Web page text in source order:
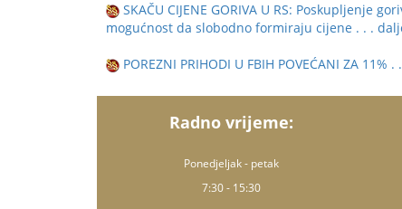
SKAČU CIJENE GORIVA U RS:
mogućnost da slobodno formiraju cijene . . .
POREZNI PRIHODI U FBIH POVEĆANI ZA 11% .
Radno vrijeme:
Ponedjeljak - petak
7:30 - 15:30